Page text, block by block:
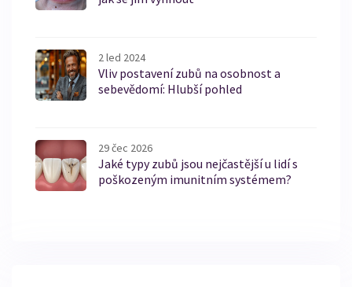
2 led 2024
Vliv postavení zubů na osobnost a
sebevědomí: Hlubší pohled
29 čec 2026
Jaké typy zubů jsou nejčastější u lidí s
poškozeným imunitním systémem?